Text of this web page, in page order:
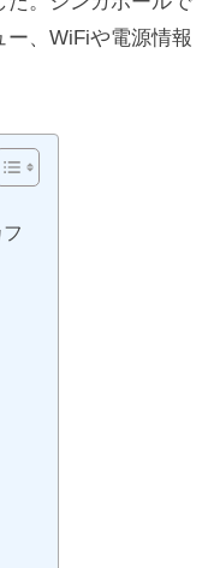
、WiFiや電源情報